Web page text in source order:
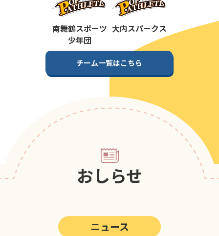
第9回 ポップアスリートカップ
第8回 ポップアスリートカップ
第7回 ポップアスリートカップ
第6回
ポップアスリートカップ
第3回
ポップアスリートカップ
ポップアスリートカップ
南舞鶴スポーツ
少年団
大内スパークス
チーム一覧はこちら
おしらせ
ニュース